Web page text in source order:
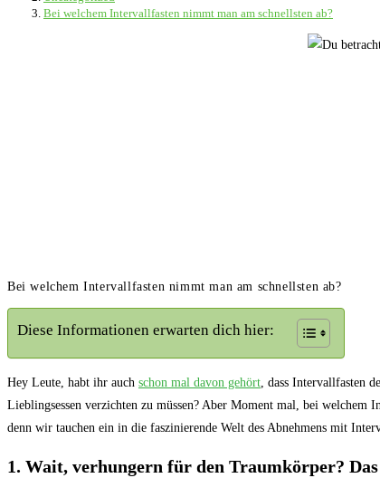
Bei welchem Intervallfasten nimmt man am schnellsten ab?
Bei welchem Intervallfasten nimmt man am schnellsten ab?
Diese Informationen erwarten dich hier:
Hey Leute, habt​ ihr auch schon ⁣mal⁢ davon gehört , dass Intervallfasten
Lieblingsessen verzichten⁢ zu müssen?⁢ Aber Moment mal, bei welchem
denn wir ​tauchen ⁣ein ‌in die faszinierende Welt des Abnehmens mit⁢
1. Wait, verhungern für den Traumkörper?